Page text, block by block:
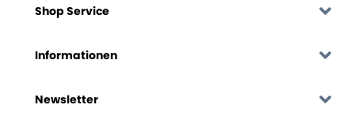
Shop Service
Informationen
Newsletter